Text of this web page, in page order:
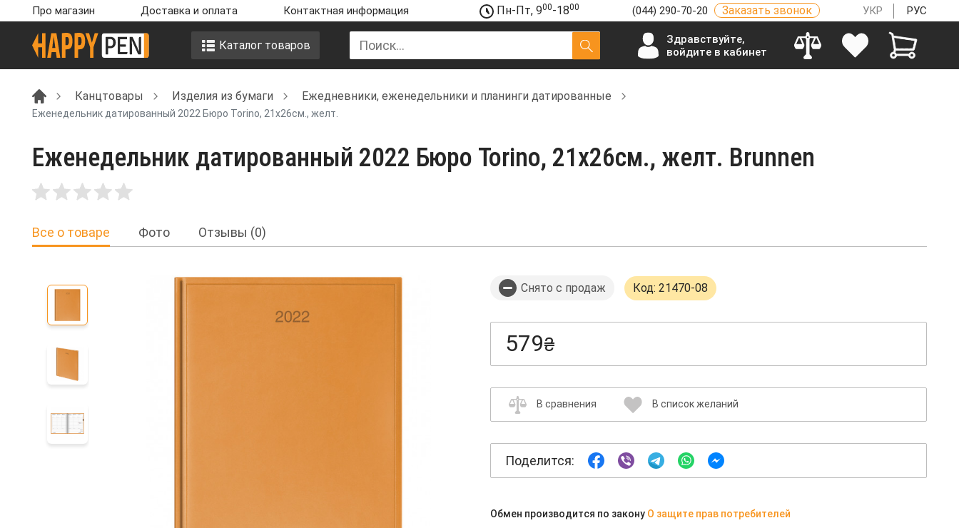
Про магазин Доставка и оплата Контактная информация Пн-Пт, 900-1800 (044) 290-70-20 Заказать звонок УКР РУС
Каталог товаров
Здравствуйте,
войдите в кабинет
Канцтовары Изделия из бумаги Ежедневники, еженедельники и планинги датированные
Еженедельник датированный 2022 Бюро Torino, 21х26см., желт.
Еженедельник датированный 2022 Бюро Torino, 21х26см., желт. Brunnen
Все о товаре Фото Отзывы (0)
Снято с продаж Код: 21470-08
579₴
В сравнения В список желаний
Поделится:
Обмен производится по закону О защите прав потребителей